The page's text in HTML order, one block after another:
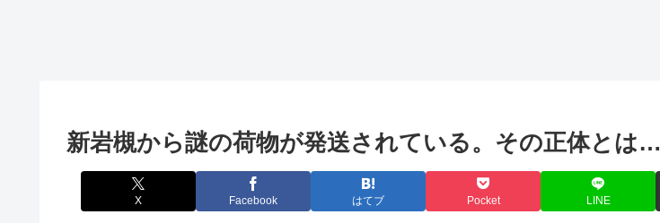
新岩槻から謎の荷物が発送されている。その正体とは…
X Facebook はてブ Pocket LINE